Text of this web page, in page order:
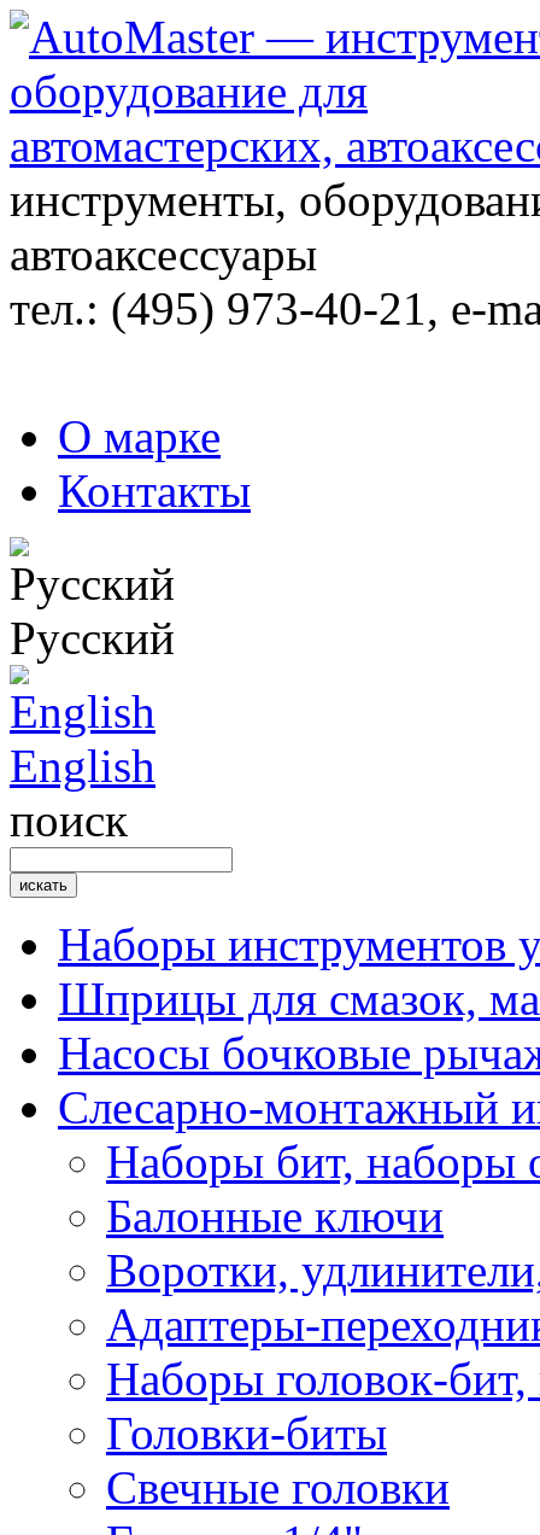
инструменты,
автоаксессуары
тел.: (495) 973-40-21, e-
О марке
Контакты
Русский
English
поиск
Наборы инструментов
Шприцы для смазок,
Насосы бочковые
Слесарно-монтажный
Наборы бит, наборы
Балонные ключи
Воротки,
Адаптеры-
Наборы головок-бит,
Головки-биты
Свечные головки